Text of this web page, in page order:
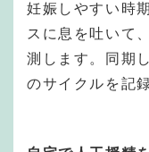
妊娠しやすい時
スに息を吐いて
測します。同期
のサイクルを記